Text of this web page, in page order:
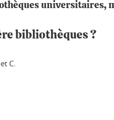
universitaires,
bibliothèques ?
C.